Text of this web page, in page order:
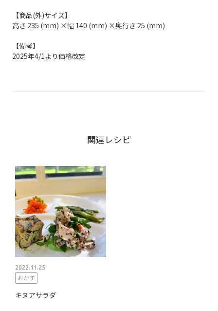
【商品(外)サイズ】
高さ 235 (mm) ×幅 140 (mm) ×奥行き 25 (mm)
【備考】
2025年4/1より価格改定
関連レシピ
2022.11.25
おかず
キヌアサラダ